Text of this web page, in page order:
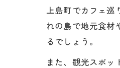
上島町でカフェ巡
れの島で地元食材
るでしょう。
また、観光スポ